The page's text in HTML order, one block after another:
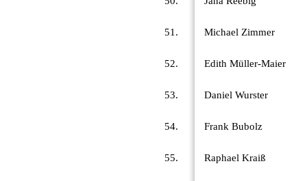
51. Michael Zimmer
52. Edith Müller-Maier
53. Daniel Wurster
54. Frank Bubolz
55. Raphael Kraiß